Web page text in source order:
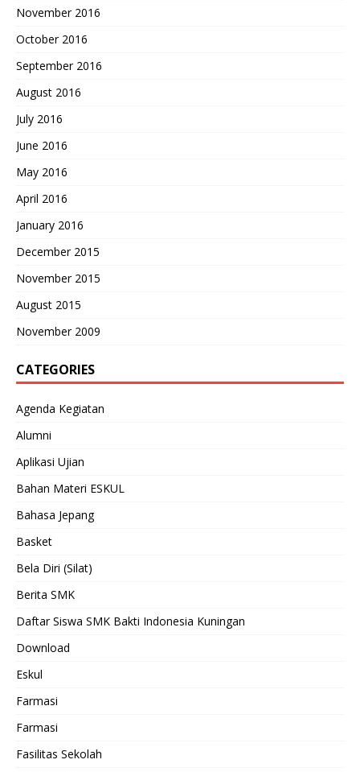
November 2016
October 2016
September 2016
August 2016
July 2016
June 2016
May 2016
April 2016
January 2016
December 2015
November 2015
August 2015
November 2009
CATEGORIES
Agenda Kegiatan
Alumni
Aplikasi Ujian
Bahan Materi ESKUL
Bahasa Jepang
Basket
Bela Diri (Silat)
Berita SMK
Daftar Siswa SMK Bakti Indonesia Kuningan
Download
Eskul
Farmasi
Farmasi
Fasilitas Sekolah